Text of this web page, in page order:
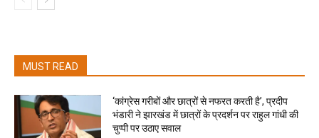
MUST READ
‘कांग्रेस गरीबों और छात्रों से नफरत करती है’, प्रदीप
भंडारी ने झारखंड में छात्रों के प्रदर्शन पर राहुल गांधी की
चुप्पी पर उठाए सवाल